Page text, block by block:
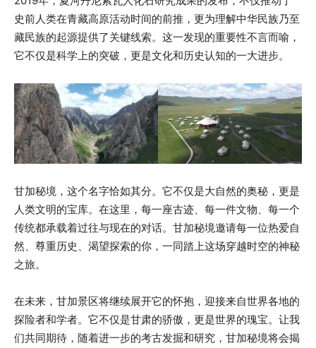
史前人类在青藏高原活动时间的前推，更为理解中华民族乃至
藏民族的起源提供了关键线索。这一发现的重要性不言而喻，
它不仅是科学上的突破，更是文化和历史认知的一大进步。
甘加秘境，这个名字恰如其分。它不仅是大自然的奥秘，更是
人类文明的宝库。在这里，每一座古迹、每一件文物、每一个
传统都承载着过往与现在的对话。甘加秘境邀请每一位热爱自
然、尊重历史、渴望探索的你，一同踏上这场穿越时空的神秘
之旅。
在未来，甘加景区将继续展开它的怀抱，迎接来自世界各地的
探险者和学者。它不仅是甘肃的骄傲，更是世界的瑰宝。让我
们共同期待，随着进一步的考古发掘和研究，甘加秘境将会揭